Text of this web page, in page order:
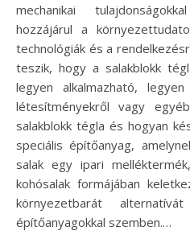
mechanikai
hozzájárul a
technológiák és a
teszik, hogy a salakblokk
legyen alkalmazható,
létesítményekről vagy
salakblokk tégla és hogyan
speciális építőanyag,
salak egy ipari
kohósalak formájában
környezetbarát
építőanyagokkal szemben.…